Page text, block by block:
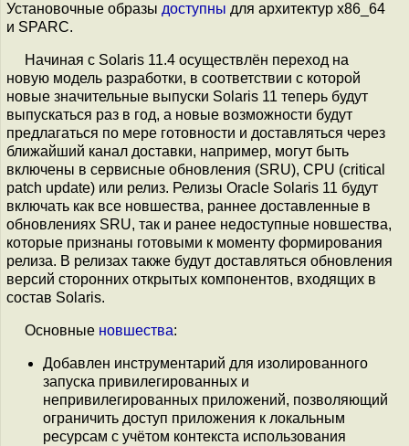
Установочные образы доступны для архитектур x86_64
и SPARC.
Начиная с Solaris 11.4 осуществлён переход на
новую модель разработки, в соответствии с которой
новые значительные выпуски Solaris 11 теперь будут
выпускаться раз в год, а новые возможности будут
предлагаться по мере готовности и доставляться через
ближайший канал доставки, например, могут быть
включены в сервисные обновления (SRU), CPU (critical
patch update) или релиз. Релизы Oracle Solaris 11 будут
включать как все новшества, раннее доставленные в
обновлениях SRU, так и ранее недоступные новшества,
которые признаны готовыми к моменту формирования
релиза. В релизах также будут доставляться обновления
версий сторонних открытых компонентов, входящих в
состав Solaris.
Основные новшества:
Добавлен инструментарий для изолированного
запуска привилегированных и
непривилегированных приложений, позволяющий
ограничить доступ приложения к локальным
ресурсам с учётом контекста использования